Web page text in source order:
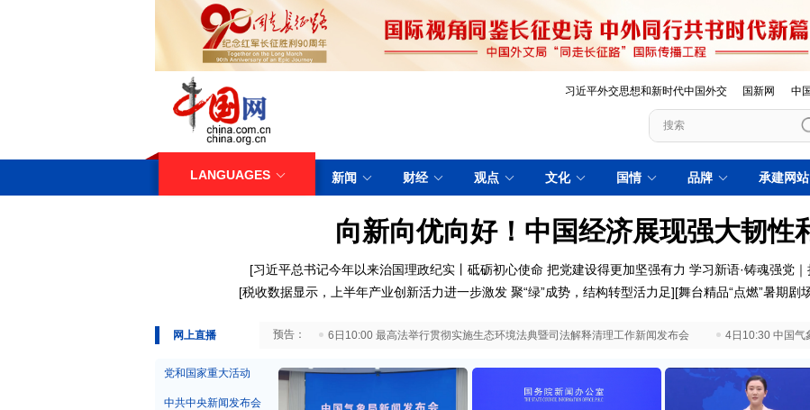
习近平外交思想和新时代中国外交 国新网 中
LANGUAGES 新闻 财经 观点 文化 国情 品牌 承建网站
向新向优向好！中国经济展现强大韧性
[习近平总书记今年以来治国理政纪实丨砥砺初心使命 把党建设得更加坚强有力 学习新语·铸魂强党
[税收数据显示，上半年产业创新活力进一步激发 聚“绿”成势，结构转型活力足][舞台精品“点燃”暑期剧
网上直播
29日10:00 国务院台湾事务办公室7月29日举行新闻发布会 6日10:00 最高法举行贯彻实施生态环境法典暨司法解释清理工作新闻发布会 4日10:30 中国气
党和国家重大活动
中共中央新闻发布会